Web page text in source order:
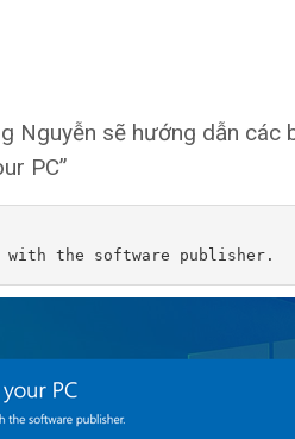
Nguyễn sẽ hướng dẫn các
PC”
the software publisher.